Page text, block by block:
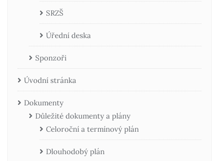
SRZŠ
Úřední deska
Sponzoři
Úvodní stránka
Dokumenty
Důležité dokumenty a plány
Celoroční a termínový plán
Dlouhodobý plán